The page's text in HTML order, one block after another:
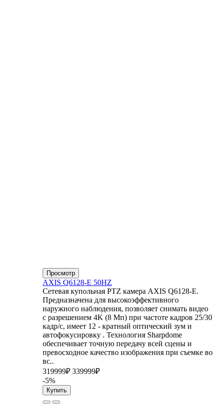
Просмотр
AXIS Q6128-E 50HZ
Сетевая купольная PTZ камера AXIS Q6128-E.
Предназначена для высокоэффективного
наружного наблюдения, позволяет снимать видео
с разрешением 4K (8 Мп) при частоте кадров 25/30
кадр/с, имеет 12 - кратный оптический зум и
автофокусировку . Технология Sharpdome
обеспечивает точную передачу всей сцены и
превосходное качество изображения при съемке во
вс..
319999₽ 339999₽
-5%
Купить